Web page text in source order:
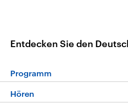
Entdecken Sie den
Programm
Programm
Hören